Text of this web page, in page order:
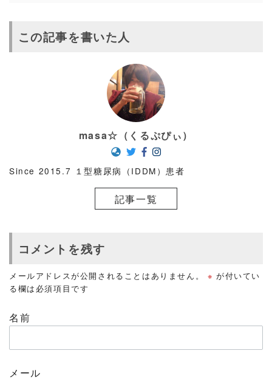
この記事を書いた人
masa☆（くるぷぴぃ）
Since 2015.7 １型糖尿病（IDDM）患者
記事一覧
コメントを残す
メールアドレスが公開されることはありません。 ※ が付いてい
る欄は必須項目です
名前
メール